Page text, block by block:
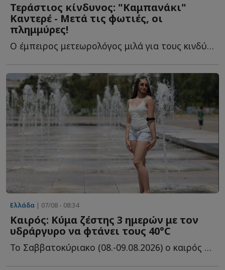
Τεράστιος κίνδυνος: "Καμπανάκι"
Καντερέ - Μετά τις φωτιές, οι
πλημμύρες!
Ο έμπειρος μετεωρολόγος μιλά για τους κινδύνους που α...
Ελλάδα | 07/08 - 08:34
Καιρός: Κύμα ζέστης 3 ημερών με τον
υδράργυρο να φτάνει τους 40°C
Το Σαββατοκύριακο (08.-09.08.2026) ο καιρός θα παραμείνει μ...